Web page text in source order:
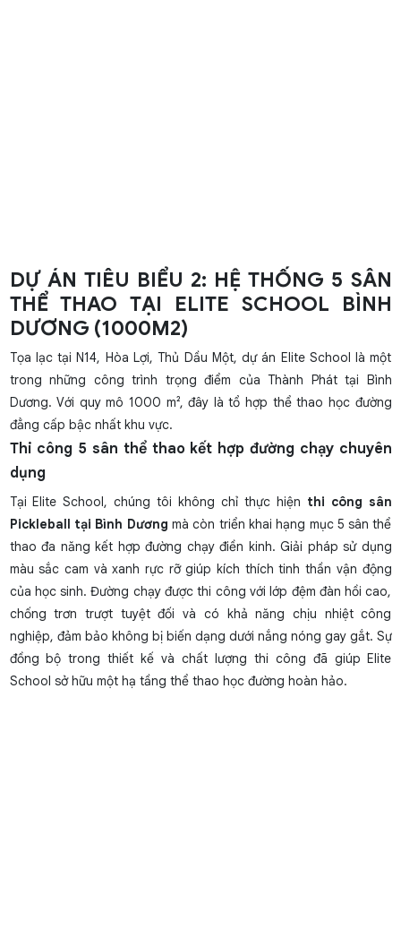
DỰ ÁN TIÊU BIỂU 2: HỆ THỐNG 5 SÂN
THỂ THAO TẠI ELITE SCHOOL BÌNH
DƯƠNG (1000M2)
Tọa lạc tại N14, Hòa Lợi, Thủ Dầu Một, dự án Elite School là một
trong những công trình trọng điểm của Thành Phát tại Bình
Dương. Với quy mô 1000 m², đây là tổ hợp thể thao học đường
đẳng cấp bậc nhất khu vực.
Thi công 5 sân thể thao kết hợp đường chạy chuyên
dụng
Tại Elite School, chúng tôi không chỉ thực hiện thi công sân
Pickleball tại Bình Dương mà còn triển khai hạng mục 5 sân thể
thao đa năng kết hợp đường chạy điền kinh. Giải pháp sử dụng
màu sắc cam và xanh rực rỡ giúp kích thích tinh thần vận động
của học sinh. Đường chạy được thi công với lớp đệm đàn hồi cao,
chống trơn trượt tuyệt đối và có khả năng chịu nhiệt công
nghiệp, đảm bảo không bị biến dạng dưới nắng nóng gay gắt. Sự
đồng bộ trong thiết kế và chất lượng thi công đã giúp Elite
School sở hữu một hạ tầng thể thao học đường hoàn hảo.